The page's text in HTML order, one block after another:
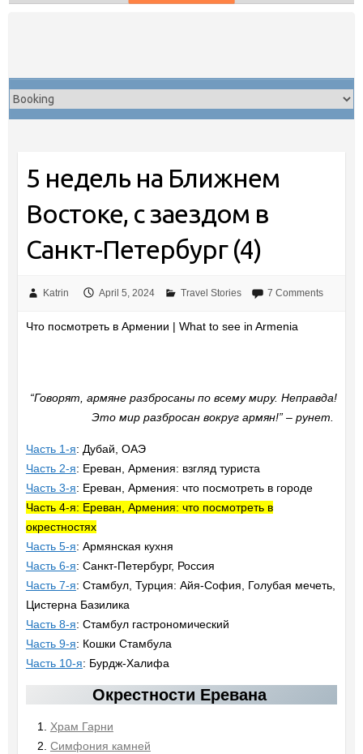
5 недель на Ближнем
Востоке, с заездом в
Санкт-Петербург (4)
Katrin April 5, 2024 Travel Stories 7 Comments
Что посмотреть в Армении | What to see in Armenia
“Говорят, армяне разбросаны по всему миру. Неправда!
Это мир разбросан вокруг армян!” – рунет.
Часть 1-я: Дубай, ОАЭ
Часть 2-я: Ереван, Армения: взгляд туриста
Часть 3-я: Ереван, Армения: что посмотреть в городе
Часть 4-я: Ереван, Армения: что посмотреть в
окрестностях
Часть 5-я: Армянская кухня
Часть 6-я: Санкт-Петербург, Россия
Часть 7-я: Стамбул, Турция: Айя-София, Голубая мечеть,
Цистерна Базилика
Часть 8-я: Стамбул гастрономический
Часть 9-я: Кошки Стамбула
Часть 10-я: Бурдж-Халифа
Окрестности Еревана
Храм Гарни
Симфония камней